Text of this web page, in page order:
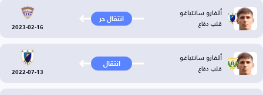
ألفارو سانتياغو
قلب دفاع انتقال حر
2023-02-16
ألفارو سانتياغو
قلب دفاع انتقال
2022-07-13